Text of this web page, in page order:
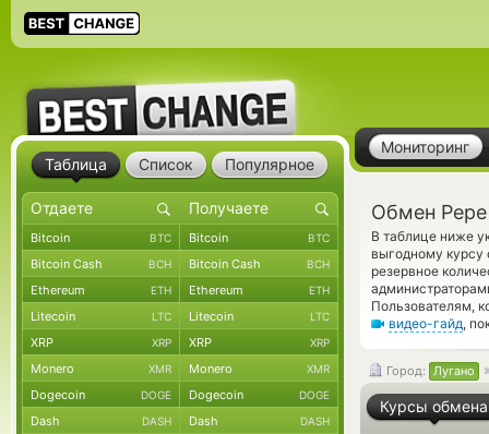
Мониторинг
Обмен Pepe
В таблице ниже
выгодному курсу
резервное
Пользователям,
видео-гайд,
Город: Лугано
Курсы обмена
Таблица Список Популярное
Bitcoin BTC Bitcoin BTC
Bitcoin Cash BCH Bitcoin Cash BCH
Ethereum ETH Ethereum ETH
Litecoin LTC Litecoin LTC
XRP XRP XRP XRP
Monero XMR Monero XMR
Dogecoin DOGE Dogecoin DOGE
Dash DASH Dash DASH